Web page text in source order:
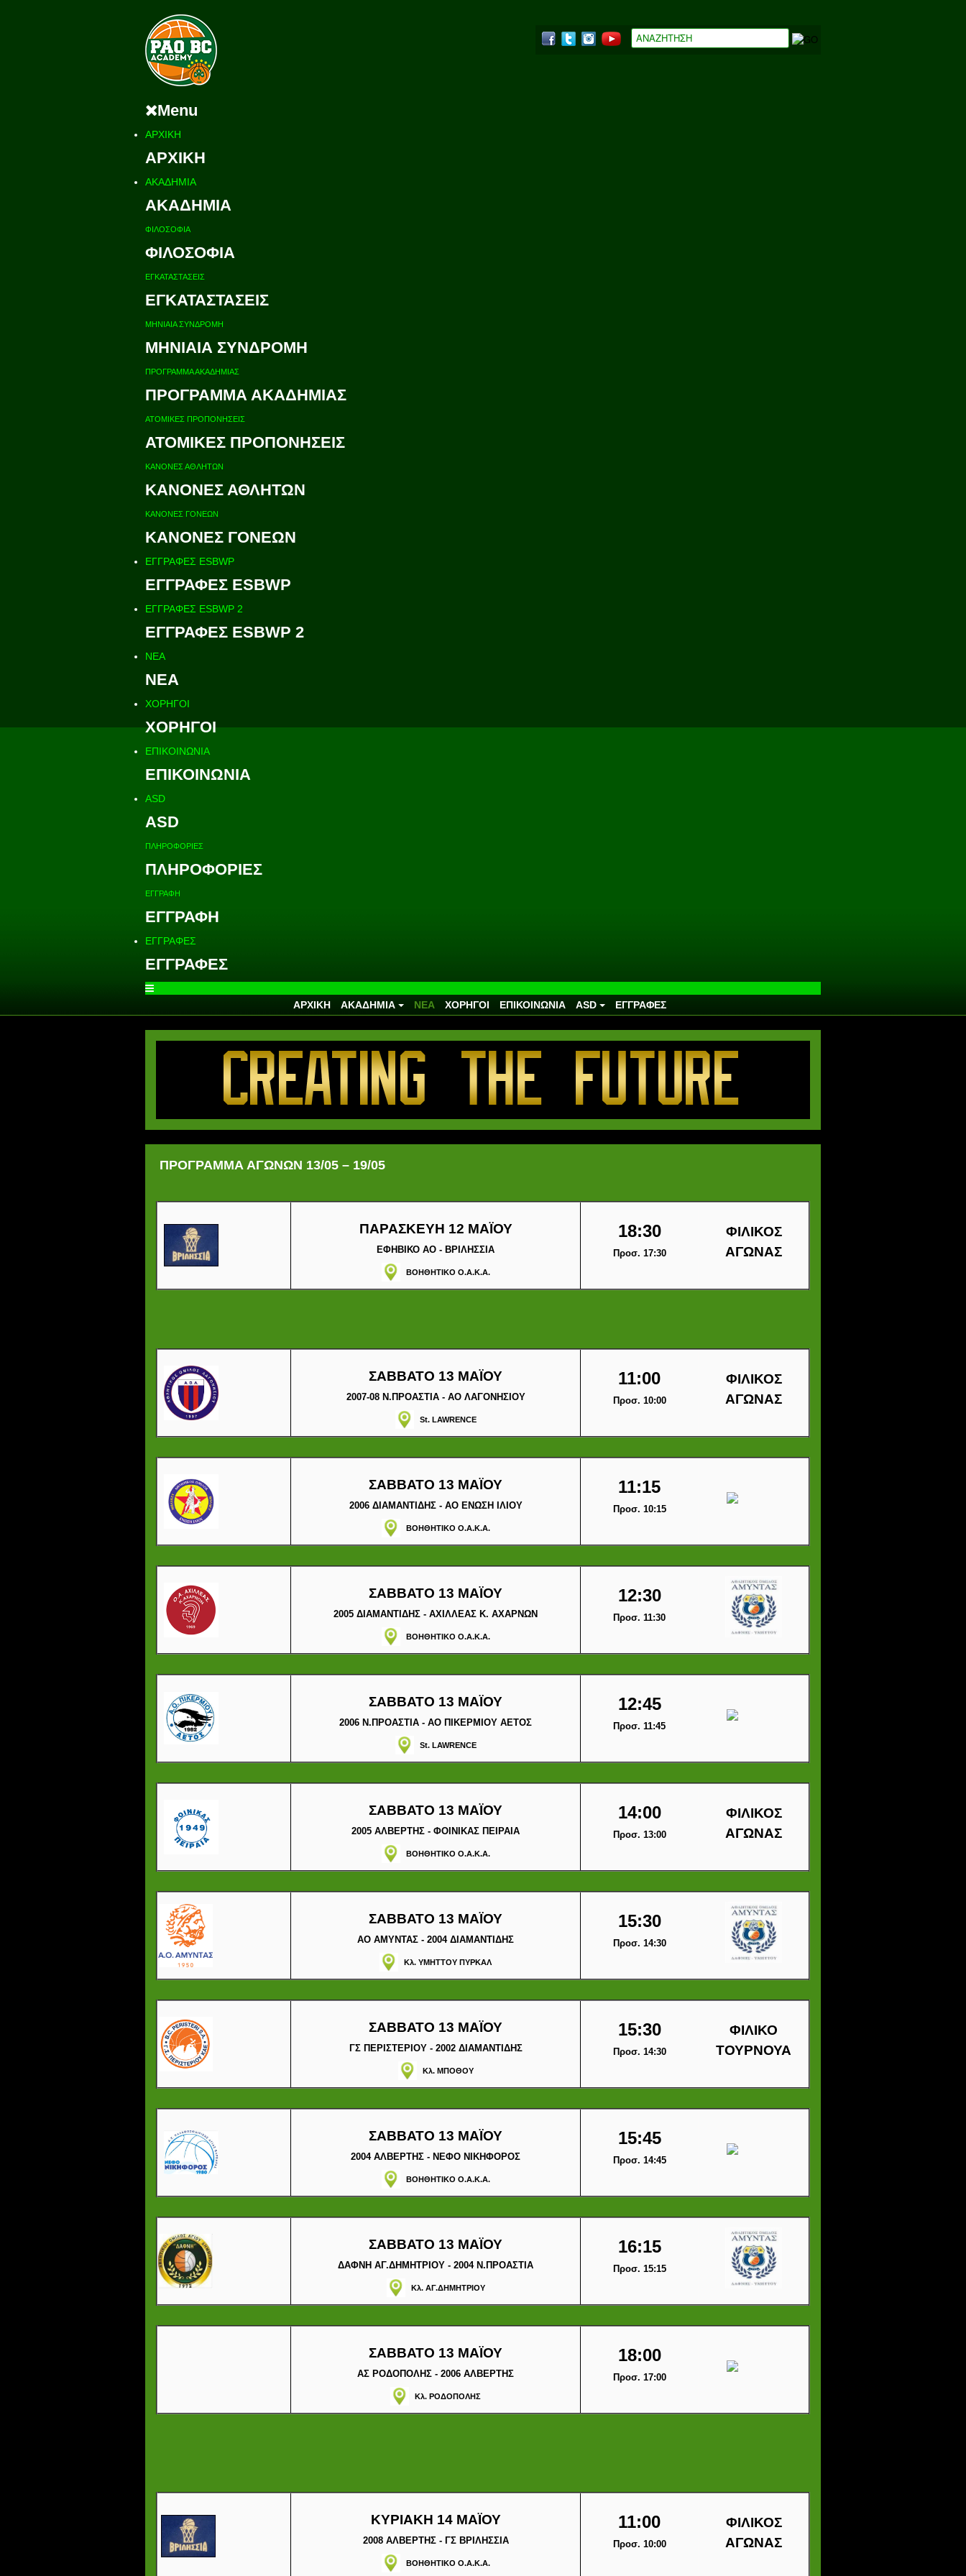
Menu
ΑΡΧΙΚΗ
ΑΡΧΙΚΗ
ΑΚΑΔΗΜΙΑ
ΑΚΑΔΗΜΙΑ
ΦΙΛΟΣΟΦΙΑ
ΦΙΛΟΣΟΦΙΑ
ΕΓΚΑΤΑΣΤΑΣΕΙΣ
ΕΓΚΑΤΑΣΤΑΣΕΙΣ
ΜΗΝΙΑΙΑ ΣΥΝΔΡΟΜΗ
ΜΗΝΙΑΙΑ ΣΥΝΔΡΟΜΗ
ΠΡΟΓΡΑΜΜΑ ΑΚΑΔΗΜΙΑΣ
ΠΡΟΓΡΑΜΜΑ ΑΚΑΔΗΜΙΑΣ
ΑΤΟΜΙΚΕΣ ΠΡΟΠΟΝΗΣΕΙΣ
ΑΤΟΜΙΚΕΣ ΠΡΟΠΟΝΗΣΕΙΣ
ΚΑΝΟΝΕΣ ΑΘΛΗΤΩΝ
ΚΑΝΟΝΕΣ ΑΘΛΗΤΩΝ
ΚΑΝΟΝΕΣ ΓΟΝΕΩΝ
ΚΑΝΟΝΕΣ ΓΟΝΕΩΝ
ΕΓΓΡΑΦΕΣ ESBWP
ΕΓΓΡΑΦΕΣ ESBWP
ΕΓΓΡΑΦΕΣ ESBWP 2
ΕΓΓΡΑΦΕΣ ESBWP 2
ΝΕΑ
ΝΕΑ
ΧΟΡΗΓΟΙ
ΧΟΡΗΓΟΙ
ΕΠΙΚΟΙΝΩΝΙΑ
ΕΠΙΚΟΙΝΩΝΙΑ
ASD
ASD
ΠΛΗΡΟΦΟΡΙΕΣ
ΠΛΗΡΟΦΟΡΙΕΣ
ΕΓΓΡΑΦΗ
ΕΓΓΡΑΦΗ
ΕΓΓΡΑΦΕΣ
ΕΓΓΡΑΦΕΣ
ΑΡΧΙΚΗ ΑΚΑΔΗΜΙΑ ΝΕΑ ΧΟΡΗΓΟΙ ΕΠΙΚΟΙΝΩΝΙΑ ASD ΕΓΓΡΑΦΕΣ
ΠΡΟΓΡΑΜΜΑ ΑΓΩΝΩΝ 13/05 – 19/05
ΠΑΡΑΣΚΕΥΗ 12 ΜΑΪΟΥ
ΕΦΗΒΙΚΟ ΑΟ - ΒΡΙΛΗΣΣΙΑ
ΒΟΗΘΗΤΙΚΟ Ο.Α.Κ.Α.
18:30
Προσ. 17:30
ΦΙΛΙΚΟΣ
ΑΓΩΝΑΣ
ΣΑΒΒΑΤΟ 13 ΜΑΪΟΥ
2007-08 Ν.ΠΡΟΑΣΤΙΑ - ΑΟ ΛΑΓΟΝΗΣΙΟΥ
St. LAWRENCE
11:00
Προσ. 10:00
ΦΙΛΙΚΟΣ
ΑΓΩΝΑΣ
ΣΑΒΒΑΤΟ 13 ΜΑΪΟΥ
2006 ΔΙΑΜΑΝΤΙΔΗΣ - ΑΟ ΕΝΩΣΗ ΙΛΙΟΥ
ΒΟΗΘΗΤΙΚΟ Ο.Α.Κ.Α.
11:15
Προσ. 10:15
ΣΑΒΒΑΤΟ 13 ΜΑΪΟΥ
2005 ΔΙΑΜΑΝΤΙΔΗΣ - ΑΧΙΛΛΕΑΣ Κ. ΑΧΑΡΝΩΝ
ΒΟΗΘΗΤΙΚΟ Ο.Α.Κ.Α.
12:30
Προσ. 11:30
ΣΑΒΒΑΤΟ 13 ΜΑΪΟΥ
2006 Ν.ΠΡΟΑΣΤΙΑ - ΑΟ ΠΙΚΕΡΜΙΟΥ ΑΕΤΟΣ
St. LAWRENCE
12:45
Προσ. 11:45
ΣΑΒΒΑΤΟ 13 ΜΑΪΟΥ
2005 ΑΛΒΕΡΤΗΣ - ΦΟΙΝΙΚΑΣ ΠΕΙΡΑΙΑ
ΒΟΗΘΗΤΙΚΟ Ο.Α.Κ.Α.
14:00
Προσ. 13:00
ΦΙΛΙΚΟΣ
ΑΓΩΝΑΣ
ΣΑΒΒΑΤΟ 13 ΜΑΪΟΥ
ΑΟ ΑΜΥΝΤΑΣ - 2004 ΔΙΑΜΑΝΤΙΔΗΣ
Κλ. ΥΜΗΤΤΟΥ ΠΥΡΚΑΛ
15:30
Προσ. 14:30
ΣΑΒΒΑΤΟ 13 ΜΑΪΟΥ
ΓΣ ΠΕΡΙΣΤΕΡΙΟΥ - 2002 ΔΙΑΜΑΝΤΙΔΗΣ
Κλ. ΜΠΟΘΟΥ
15:30
Προσ. 14:30
ΦΙΛΙΚΟ
ΤΟΥΡΝΟΥΑ
ΣΑΒΒΑΤΟ 13 ΜΑΪΟΥ
2004 ΑΛΒΕΡΤΗΣ - ΝΕΦΟ ΝΙΚΗΦΟΡΟΣ
ΒΟΗΘΗΤΙΚΟ Ο.Α.Κ.Α.
15:45
Προσ. 14:45
ΣΑΒΒΑΤΟ 13 ΜΑΪΟΥ
ΔΑΦΝΗ ΑΓ.ΔΗΜΗΤΡΙΟΥ - 2004 Ν.ΠΡΟΑΣΤΙΑ
Κλ. ΑΓ.ΔΗΜΗΤΡΙΟΥ
16:15
Προσ. 15:15
ΣΑΒΒΑΤΟ 13 ΜΑΪΟΥ
ΑΣ ΡΟΔΟΠΟΛΗΣ - 2006 ΑΛΒΕΡΤΗΣ
Κλ. ΡΟΔΟΠΟΛΗΣ
18:00
Προσ. 17:00
ΚΥΡΙΑΚΗ 14 ΜΑΪΟΥ
2008 ΑΛΒΕΡΤΗΣ - ΓΣ ΒΡΙΛΗΣΣΙΑ
ΒΟΗΘΗΤΙΚΟ Ο.Α.Κ.Α.
11:00
Προσ. 10:00
ΦΙΛΙΚΟΣ
ΑΓΩΝΑΣ